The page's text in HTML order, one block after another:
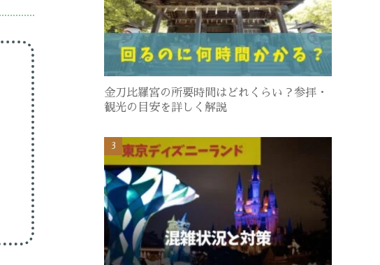
金刀比羅宮の所要時間はどれくらい？参拝・
観光の目安を詳しく解説